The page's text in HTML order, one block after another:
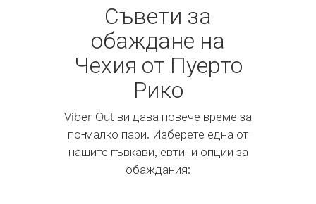
Съвети за
обаждане на
Чехия от Пуерто
Рико
Viber Out ви дава повече време за
по-малко пари. Изберете една от
нашите гъвкави, евтини опции за
обаждания: